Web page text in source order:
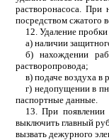
растворонасоса. При
посредством сжатого
12. Удаление
а) наличии
б) нахождении
растворопровода;
в) подаче воздуха в
г) недопущении в
паспортные данные.
13. При появлении
выключить главный
вызвать дежурного